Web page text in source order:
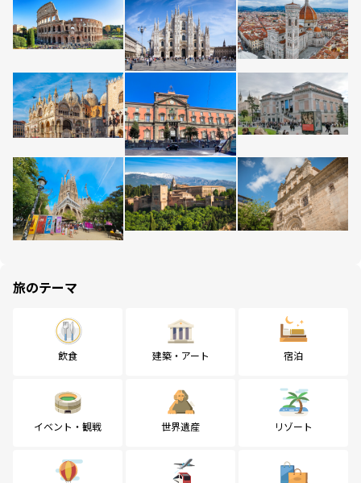
旅のテーマ
飲食 建築・アート 宿泊
イベント・観戦 世界遺産 リゾート